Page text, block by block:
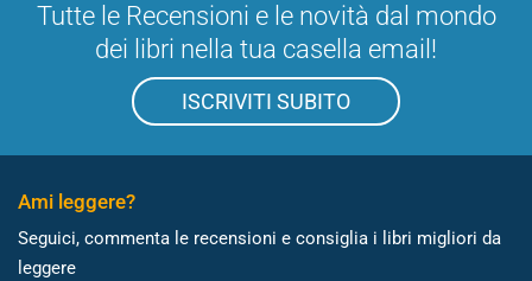
Tutte le Recensioni e le novità dal mondo
dei libri nella tua casella email!
ISCRIVITI SUBITO
Ami leggere?
Seguici, commenta le recensioni e consiglia i libri migliori da
leggere